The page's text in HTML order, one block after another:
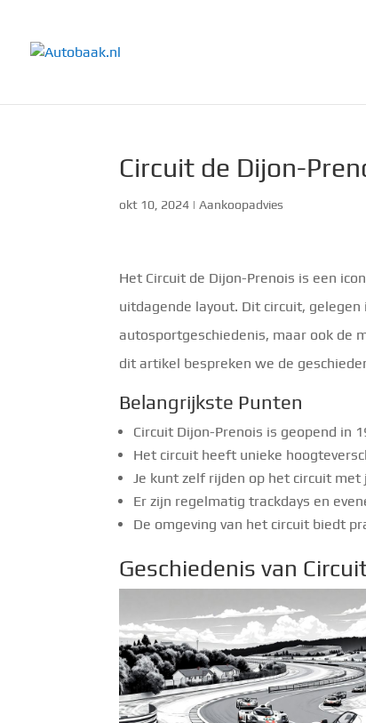
Circuit de Dijon-
okt 10, 2024 |Aankoopadvies
Het Circuit de Dijon-Prenois is een
uitdagende layout. Dit circuit,
autosportgeschiedenis, maar ook de
dit artikel bespreken we de
Belangrijkste Punten
Circuit Dijon-Prenois is geopend in
Het circuit heeft unieke
Je kunt zelf rijden op het circuit
Er zijn regelmatig trackdays en
De omgeving van het circuit biedt
Geschiedenis van